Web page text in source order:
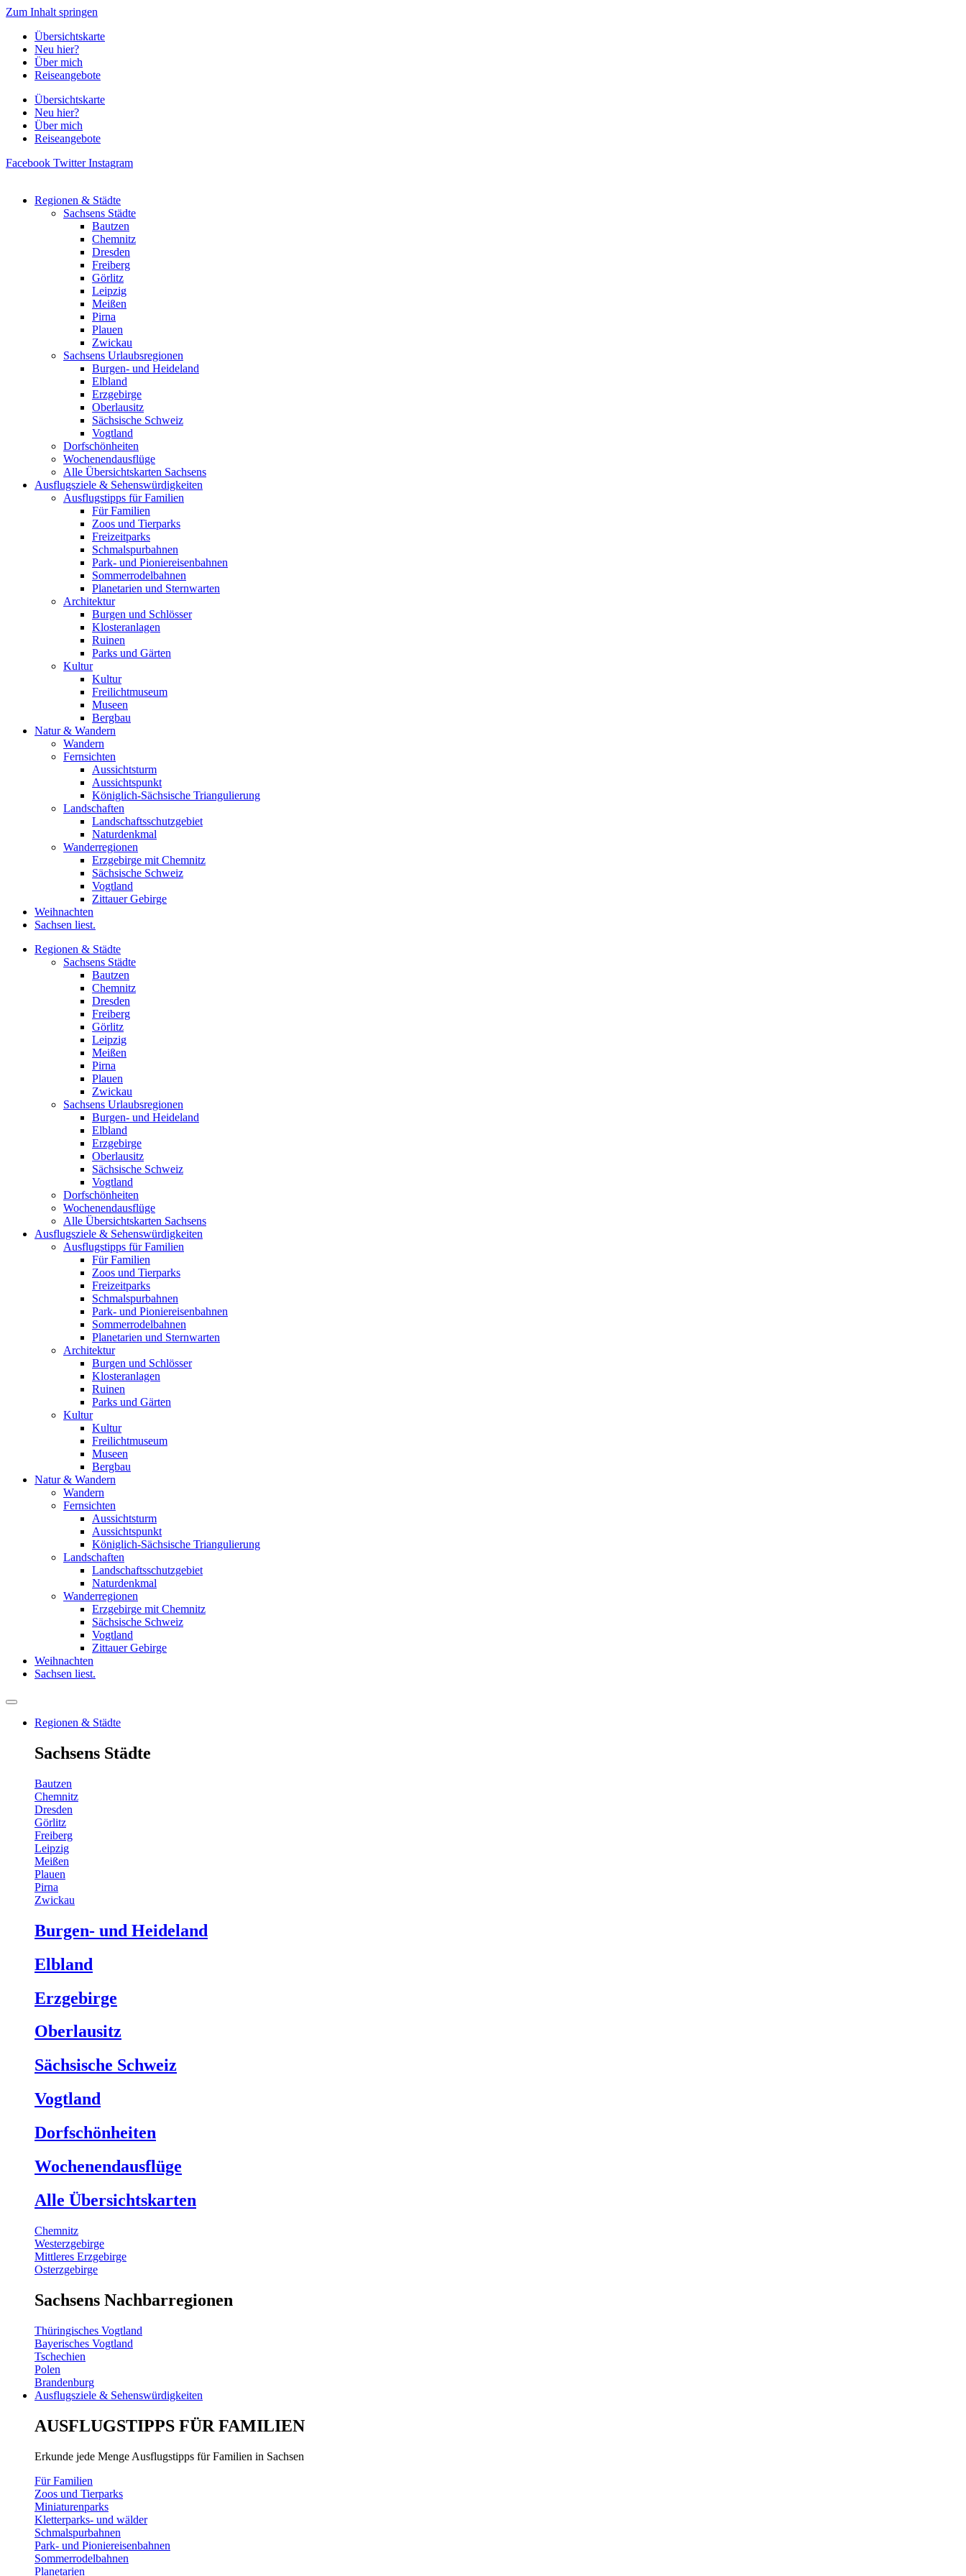
Zum Inhalt springen
Übersichtskarte
Neu hier?
Über mich
Reiseangebote
Übersichtskarte
Neu hier?
Über mich
Reiseangebote
Facebook Twitter Instagram
Regionen & Städte
Sachsens Städte
Bautzen
Chemnitz
Dresden
Freiberg
Görlitz
Leipzig
Meißen
Pirna
Plauen
Zwickau
Sachsens Urlaubsregionen
Burgen- und Heideland
Elbland
Erzgebirge
Oberlausitz
Sächsische Schweiz
Vogtland
Dorfschönheiten
Wochenendausflüge
Alle Übersichtskarten Sachsens
Ausflugsziele & Sehenswürdigkeiten
Ausflugstipps für Familien
Für Familien
Zoos und Tierparks
Freizeitparks
Schmalspurbahnen
Park- und Pioniereisenbahnen
Sommerrodelbahnen
Planetarien und Sternwarten
Architektur
Burgen und Schlösser
Klosteranlagen
Ruinen
Parks und Gärten
Kultur
Kultur
Freilichtmuseum
Museen
Bergbau
Natur & Wandern
Wandern
Fernsichten
Aussichtsturm
Aussichtspunkt
Königlich-Sächsische Triangulierung
Landschaften
Landschaftsschutzgebiet
Naturdenkmal
Wanderregionen
Erzgebirge mit Chemnitz
Sächsische Schweiz
Vogtland
Zittauer Gebirge
Weihnachten
Sachsen liest.
Regionen & Städte
Sachsens Städte
Bautzen
Chemnitz
Dresden
Freiberg
Görlitz
Leipzig
Meißen
Pirna
Plauen
Zwickau
Sachsens Urlaubsregionen
Burgen- und Heideland
Elbland
Erzgebirge
Oberlausitz
Sächsische Schweiz
Vogtland
Dorfschönheiten
Wochenendausflüge
Alle Übersichtskarten Sachsens
Ausflugsziele & Sehenswürdigkeiten
Ausflugstipps für Familien
Für Familien
Zoos und Tierparks
Freizeitparks
Schmalspurbahnen
Park- und Pioniereisenbahnen
Sommerrodelbahnen
Planetarien und Sternwarten
Architektur
Burgen und Schlösser
Klosteranlagen
Ruinen
Parks und Gärten
Kultur
Kultur
Freilichtmuseum
Museen
Bergbau
Natur & Wandern
Wandern
Fernsichten
Aussichtsturm
Aussichtspunkt
Königlich-Sächsische Triangulierung
Landschaften
Landschaftsschutzgebiet
Naturdenkmal
Wanderregionen
Erzgebirge mit Chemnitz
Sächsische Schweiz
Vogtland
Zittauer Gebirge
Weihnachten
Sachsen liest.
Regionen & Städte
Sachsens Städte
Bautzen
Chemnitz
Dresden
Görlitz
Freiberg
Leipzig
Meißen
Plauen
Pirna
Zwickau
Burgen- und Heideland
Elbland
Erzgebirge
Oberlausitz
Sächsische Schweiz
Vogtland
Dorfschönheiten
Wochenendausflüge
Alle Übersichtskarten
Chemnitz
Westerzgebirge
Mittleres Erzgebirge
Osterzgebirge
Sachsens Nachbarregionen
Thüringisches Vogtland
Bayerisches Vogtland
Tschechien
Polen
Brandenburg
Ausflugsziele & Sehenswürdigkeiten
AUSFLUGSTIPPS FÜR FAMILIEN
Erkunde jede Menge Ausflugstipps für Familien in Sachsen
Für Familien
Zoos und Tierparks
Miniaturenparks
Kletterparks- und wälder
Schmalspurbahnen
Park- und Pioniereisenbahnen
Sommerrodelbahnen
Planetarien